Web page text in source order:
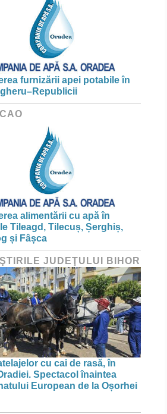
furnizării apei potabile în
alimentării cu apă în
Tileagd, Tilecuș, Șerghiș,
și Fâșca
JUDEŢULUI BIHOR
cu cai de rasă, în
Spectacol înaintea
European de la Oșorhei